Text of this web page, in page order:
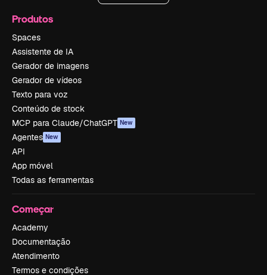
Produtos
Spaces
Assistente de IA
Gerador de imagens
Gerador de vídeos
Texto para voz
Conteúdo de stock
MCP para Claude/ChatGPT New
Agentes New
API
App móvel
Todas as ferramentas
Começar
Academy
Documentação
Atendimento
Termos e condições